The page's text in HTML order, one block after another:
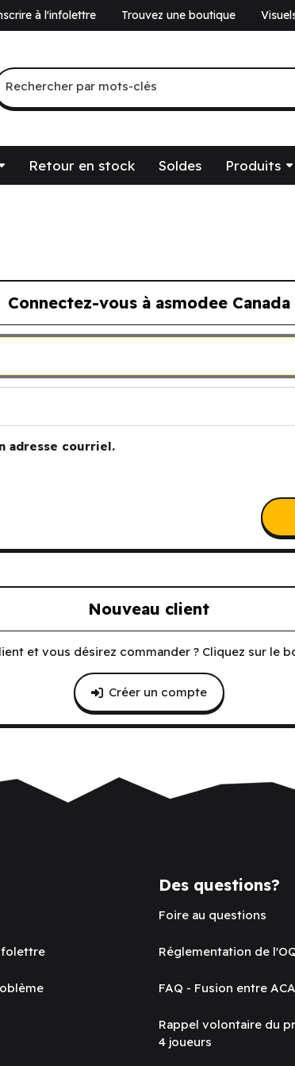
à l'infolettre Trouvez une boutique
par mots-clés
Rechercher par mots-clés
Retour en stock Soldes Produits
Connectez-vous à asmodee Canada
asmodee Canada
adresse courriel.
Nouveau client
et vous désirez commander ? Cliquez sur le
Créer un compte
Des questions?
Foire au questions
Réglementation de
FAQ - Fusion entre
Rappel volontaire du
4 joueurs